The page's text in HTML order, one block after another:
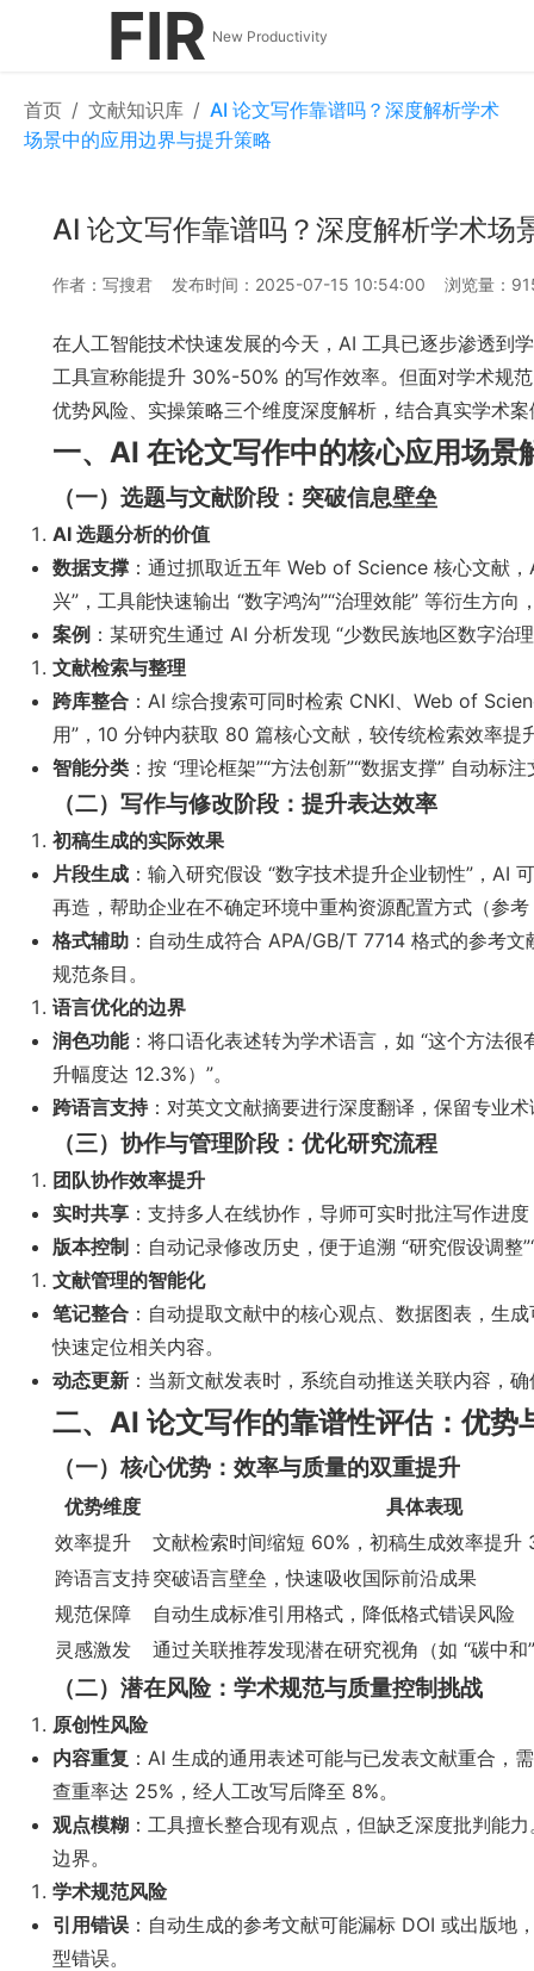
FIR New Productivity
首页 / 文献知识库 / AI 论文写作靠谱吗？深度解析学术
场景中的应用边界与提升策略
AI 论文写作靠谱吗？深度解析学术场
作者：写搜君 发布时间：2025-07-15 10:54:00 浏览量：
在人工智能技术快速发展的今天，AI 工具已逐步渗透到
工具宣称能提升 30%-50% 的写作效率。但面对学术规
优势风险、实操策略三个维度深度解析，结合真实学术
一、AI 在论文写作中的核心应用场景
（一）选题与文献阶段：突破信息壁垒
AI 选题分析的价值
数据支撑 ：通过抓取近五年 Web of Science 核心文献
兴”，工具能快速输出 “数字鸿沟”“治理效能” 等衍生方向
案例 ：某研究生通过 AI 分析发现 “少数民族地区数字
文献检索与整理
跨库整合 ：AI 综合搜索可同时检索 CNKI、Web of
用”，10 分钟内获取 80 篇核心文献，较传统检索效率提
智能分类 ：按 “理论框架”“方法创新”“数据支撑” 自动
（二）写作与修改阶段：提升表达效率
初稿生成的实际效果
片段生成 ：输入研究假设 “数字技术提升企业韧性”，AI
再造，帮助企业在不确定环境中重构资源配置方式（参
格式辅助 ：自动生成符合 APA/GB/T 7714 格式的参考
规范条目。
语言优化的边界
润色功能：将口语化表述转为学术语言，如 “这个方法
升幅度达 12.3%）”。
跨语言支持：对英文文献摘要进行深度翻译，保留专业
（三）协作与管理阶段：优化研究流程
团队协作效率提升
实时共享 ：支持多人在线协作，导师可实时批注写作进
版本控制 ：自动记录修改历史，便于追溯 “研究假设调
文献管理的智能化
笔记整合 ：自动提取文献中的核心观点、数据图表，生
快速定位相关内容。
动态更新 ：当新文献发表时，系统自动推送关联内容，
二、AI 论文写作的靠谱性评估：优势
（一）核心优势：效率与质量的双重提升
优势维度
具体表现
效率提升
文献检索时间缩短 60%，初稿生成效率提升
跨语言支持突破语言壁垒，快速吸收国际前沿成果
规范保障
自动生成标准引用格式，降低格式错误风险
灵感激发
通过关联推荐发现潜在研究视角（如 “碳中和
（二）潜在风险：学术规范与质量控制挑战
原创性风险
内容重复 ：AI 生成的通用表述可能与已发表文献重合
查重率达 25%，经人工改写后降至 8%。
观点模糊 ：工具擅长整合现有观点，但缺乏深度批判能
边界。
学术规范风险
引用错误 ：自动生成的参考文献可能漏标 DOI 或出版
型错误。